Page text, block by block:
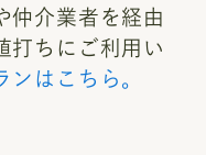
仲介業者を経由
打ちにご利用い
ンはこちら。